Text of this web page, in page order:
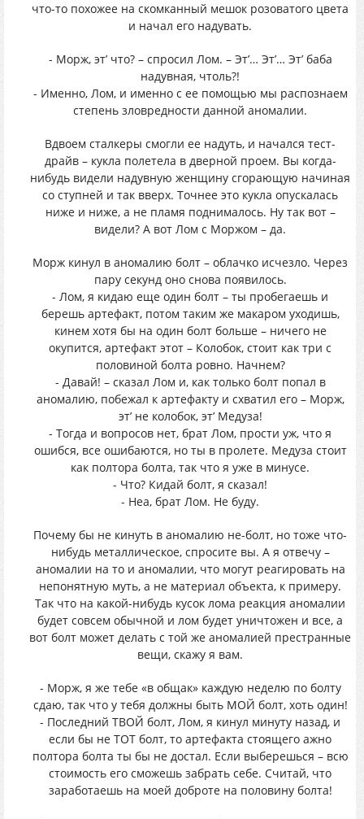
что-то похожее на скомканный мешок розоватого цвета
и начал его надувать.
- Морж, эт’ что? – спросил Лом. – Эт’… Эт’… Эт’ баба
надувная, чтоль?!
- Именно, Лом, и именно с ее помощью мы распознаем
степень зловредности данной аномалии.
Вдвоем сталкеры смогли ее надуть, и начался тест-
драйв – кукла полетела в дверной проем. Вы когда-
нибудь видели надувную женщину сгорающую начиная
со ступней и так вверх. Точнее это кукла опускалась
ниже и ниже, а не пламя поднималось. Ну так вот –
видели? А вот Лом с Моржом – да.
Морж кинул в аномалию болт – облачко исчезло. Через
пару секунд оно снова появилось.
- Лом, я кидаю еще один болт – ты пробегаешь и
берешь артефакт, потом таким же макаром уходишь,
кинем хотя бы на один болт больше – ничего не
окупится, артефакт этот – Колобок, стоит как три с
половиной болта ровно. Начнем?
- Давай! – сказал Лом и, как только болт попал в
аномалию, побежал к артефакту и схватил его – Морж,
эт’ не колобок, эт’ Медуза!
- Тогда и вопросов нет, брат Лом, прости уж, что я
ошибся, все ошибаются, но ты в пролете. Медуза стоит
как полтора болта, так что я уже в минусе.
- Что? Кидай болт, я сказал!
- Неа, брат Лом. Не буду.
Почему бы не кинуть в аномалию не-болт, но тоже что-
нибудь металлическое, спросите вы. А я отвечу –
аномалии на то и аномалии, что могут реагировать на
непонятную муть, а не материал объекта, к примеру.
Так что на какой-нибудь кусок лома реакция аномалии
будет совсем обычной и лом будет уничтожен и все, а
вот болт может делать с той же аномалией престранные
вещи, скажу я вам.
- Морж, я же тебе «в общак» каждую неделю по болту
сдаю, так что у тебя должны быть МОЙ болт, хоть один!
- Последний ТВОЙ болт, Лом, я кинул минуту назад, и
если бы не ТОТ болт, то артефакта стоящего ажно
полтора болта ты бы не достал. Если выберешься – всю
стоимость его сможешь забрать себе. Считай, что
заработаешь на моей доброте на половину болта!